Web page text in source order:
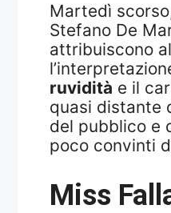
Martedì
Stefano De
attribuiscono
ruvidità e il
quasi distante
del pubblico e
poco convinti
Miss